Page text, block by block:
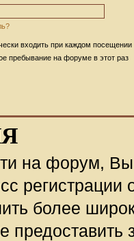
входить при каждом посещении
пребывание на форуме в этот раз
на форум,
регистрации
более
предоставить